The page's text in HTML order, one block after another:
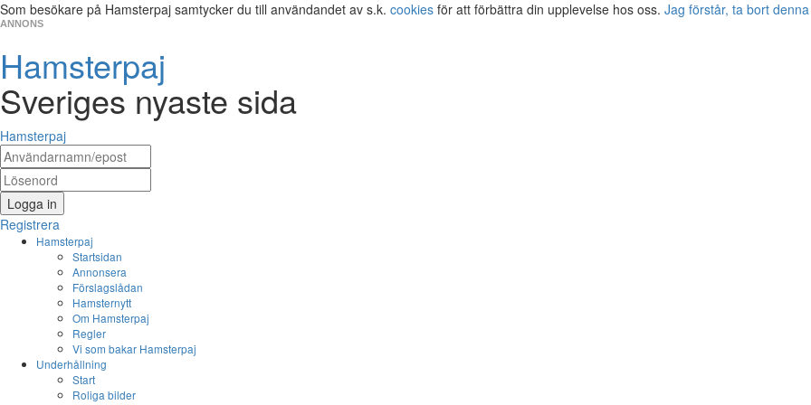
Som besökare på Hamsterpaj samtycker du till användandet av s.k. cookies för att förbättra din upplevelse hos oss. Jag förstår, ta bort
ANNONS
Hamsterpaj
Sveriges nyaste sida
Hamsterpaj
Logga in
Registrera
Hamsterpaj
Startsidan
Annonsera
Förslagslådan
Hamsternytt
Om Hamsterpaj
Regler
Vi som bakar Hamsterpaj
Underhållning
Start
Roliga bilder